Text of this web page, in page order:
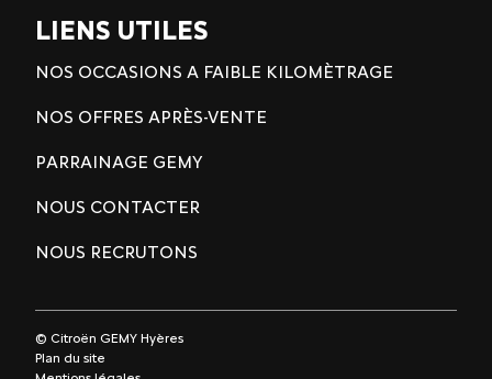
LIENS UTILES
NOS OCCASIONS A FAIBLE KILOMÈTRAGE
NOS OFFRES APRÈS-VENTE
PARRAINAGE GEMY
NOUS CONTACTER
NOUS RECRUTONS
© Citroën GEMY Hyères
Plan du site